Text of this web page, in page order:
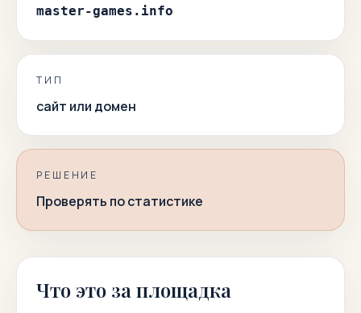
master-games.info
ТИП
сайт или домен
РЕШЕНИЕ
Проверять по статистике
Что это за площадка